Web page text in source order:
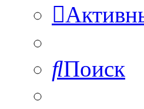
Поиск